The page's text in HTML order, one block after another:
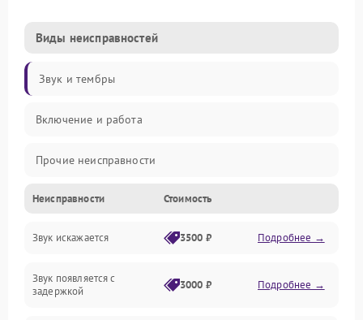
Виды неисправностей
Звук и тембры
Включение и работа
Прочие неисправности
Управление и электроника
Клавиатура
Подключения и интерфейсы
Неисправности Стоимость
Звук искажается 3500 ₽ Подробнее →
Звук появляется с
задержкой
3000 ₽ Подробнее →